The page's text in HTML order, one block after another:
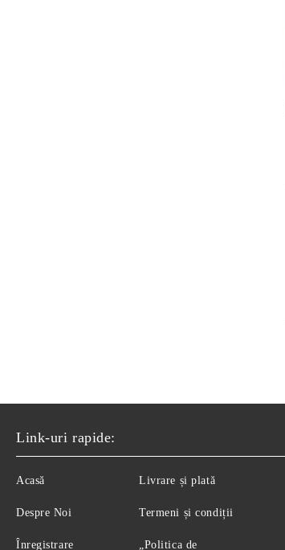
Link-uri rapide:
Acasă
Despre Noi
Înregistrare
Livrare și plată
Termeni și condiții
„Politica de